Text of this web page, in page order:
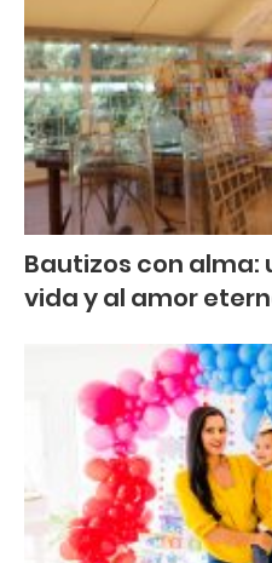
Bautizos con alma:
vida y al amor